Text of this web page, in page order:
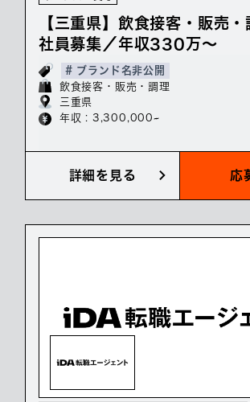
【三重県】飲食接客・販売
社員募集／年収330万～
# ブランド名非公開
飲食接客・販売・調理
三重県
年収 : 3,300,000~
詳細を見る 応